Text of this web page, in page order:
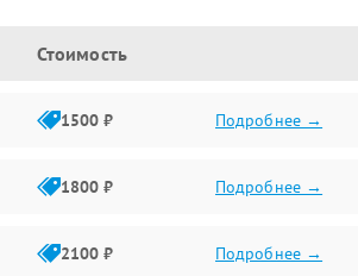
Стоимость
1500 ₽ Подробнее →
1800 ₽ Подробнее →
2100 ₽ Подробнее →